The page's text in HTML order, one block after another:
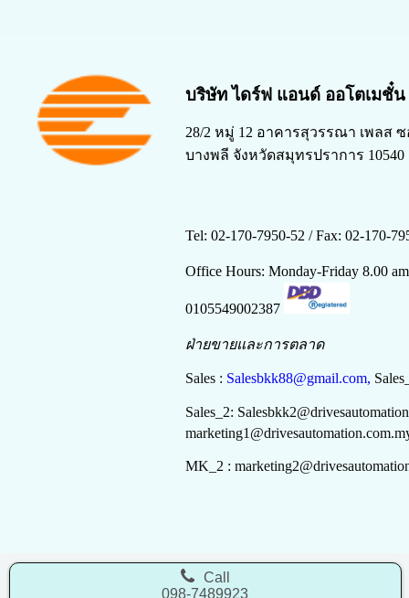
บริษัท ไดร์ฟ แอนด์ ออโตเมชั๋
28/2 หมู่ 12 อาคารสุวรรณา เพลส
บางพลี จังหวัดสมุทรปราการ 10540
Tel: 02-170-7950-52 /Fax: 02-170-
Office Hours: Monday-Friday 8.00
0105549002387
ฝ่ายขายและการตลาด
Sales : Salesbkk88@gmail.com,
Sales_2: Salesbkk2
marketing1
MK_2 : marketing2
Call
098-7489923